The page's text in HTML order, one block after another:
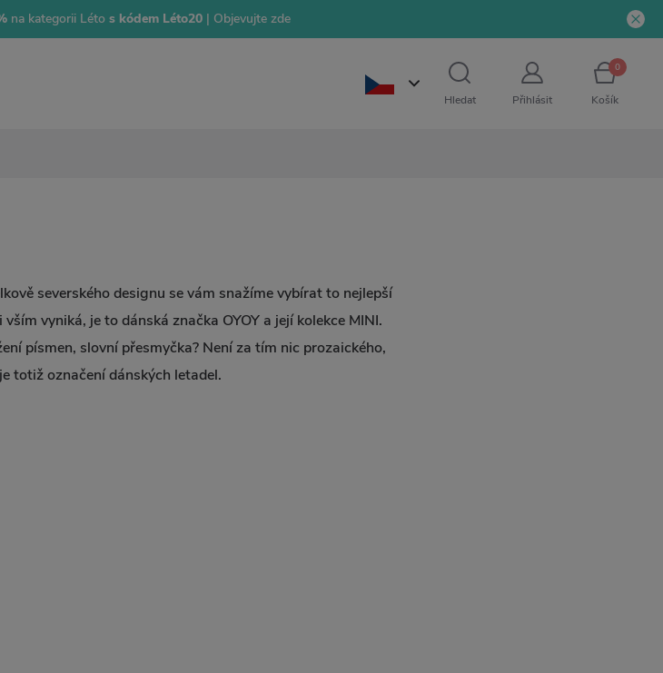
na kategorii Létos kódem Léto20 | Objevujte zde
Hledat Přihlásit
0
Košík
severského designu se vám snažíme vybírat to nejlepší
vyniká, je to dánská značka OYOY a její kolekce MINI.
písmen, slovní přesmyčka? Není za tím nic prozaického,
totiž označení dánských letadel.